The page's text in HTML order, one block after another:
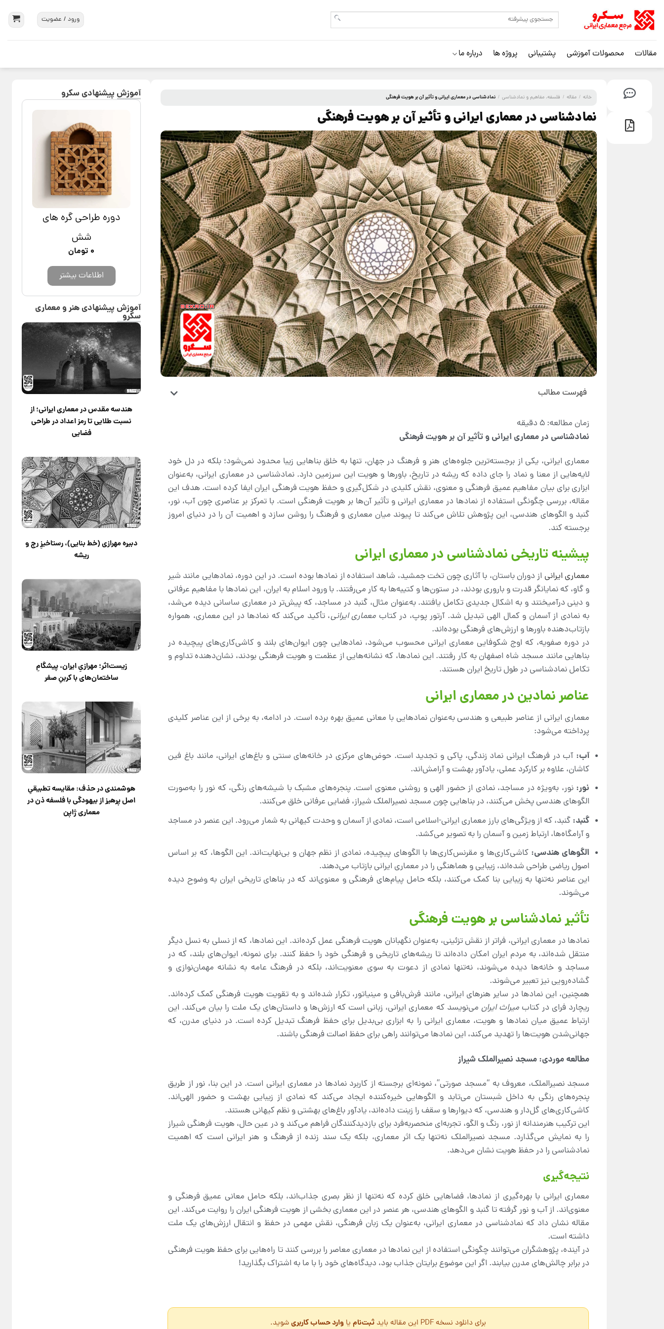
ورود / عضویت
مقالات محصولات آموزشی پشتیبانی پروژه ها درباره ما
خانه / مقاله / فلسفه، مفاهیم و نمادشناسی / نمادشناسی در معماری ایرانی و تأثیر آن بر هویت فرهنگی
نمادشناسی در معماری ایرانی و تأثیر آن بر هویت فرهنگی
فهرست مطالب
نمادشناسی در معماری ایرانی و تأثیر آن بر هویت فرهنگی
معماری ایرانی، یکی از برجسته‌ترین جلوه‌های هنر و فرهنگ در جهان، تنها به خلق بناهایی زیبا محدود نمی‌شود؛ بلکه در دل خود
لایه‌هایی از معنا و نماد را جای داده که ریشه در تاریخ، باورها و هویت این سرزمین دارد. نمادشناسی در معماری ایرانی، به‌عنوان
ابزاری برای بیان مفاهیم عمیق فرهنگی و معنوی، نقش کلیدی در شکل‌گیری و حفظ هویت فرهنگی ایران ایفا کرده است. هدف این
مقاله، بررسی چگونگی استفاده از نمادها در معماری ایرانی و تأثیر آن‌ها بر هویت فرهنگی است. با تمرکز بر عناصری چون آب، نور،
گنبد و الگوهای هندسی، این پژوهش تلاش می‌کند تا پیوند میان معماری و فرهنگ را روشن سازد و اهمیت آن را در دنیای امروز
برجسته کند.
پیشینه تاریخی نمادشناسی در معماری ایرانی
معماری ایرانی از دوران باستان، با آثاری چون تخت جمشید، شاهد استفاده از نمادها بوده است. در این دوره، نمادهایی مانند شیر
و گاو، که نمایانگر قدرت و باروری بودند، در ستون‌ها و کتیبه‌ها به کار می‌رفتند. با ورود اسلام به ایران، این نمادها با مفاهیم عرفانی
و دینی درآمیختند و به اشکال جدیدی تکامل یافتند. به‌عنوان مثال، گنبد در مساجد، که پیش‌تر در معماری ساسانی دیده می‌شد،
به نمادی از آسمان و کمال الهی تبدیل شد. آرتور پوپ، در کتاب معماری ایرانی، تأکید می‌کند که نمادها در این معماری، همواره
بازتاب‌دهنده باورها و ارزش‌های فرهنگی بوده‌اند.
در دوره صفویه، که اوج شکوفایی معماری ایرانی محسوب می‌شود، نمادهایی چون ایوان‌های بلند و کاشی‌کاری‌های پیچیده در
بناهایی مانند مسجد شاه اصفهان به کار رفتند. این نمادها، که نشانه‌هایی از عظمت و هویت فرهنگی بودند، نشان‌دهنده تداوم و
تکامل نمادشناسی در طول تاریخ ایران هستند.
عناصر نمادین در معماری ایرانی
معماری ایرانی از عناصر طبیعی و هندسی به‌عنوان نمادهایی با معانی عمیق بهره برده است. در ادامه، به برخی از این عناصر کلیدی
پرداخته می‌شود:
آب: آب در فرهنگ ایرانی نماد زندگی، پاکی و تجدید است. حوض‌های مرکزی در خانه‌های سنتی و باغ‌های ایرانی، مانند باغ فین
کاشان، علاوه بر کارکرد عملی، یادآور بهشت و آرامش‌اند.
نور: نور، به‌ویژه در مساجد، نمادی از حضور الهی و روشنی معنوی است. پنجره‌های مشبک با شیشه‌های رنگی، که نور را به‌صورت
الگوهای هندسی پخش می‌کنند، در بناهایی چون مسجد نصیرالملک شیراز، فضایی عرفانی خلق می‌کنند.
گنبد:گنبد، که از ویژگی‌های بارز معماری ایرانی-اسلامی است، نمادی از آسمان و وحدت کیهانی به شمار می‌رود. این عنصر در مساجد
و آرامگاه‌ها، ارتباط زمین و آسمان را به تصویر می‌کشد.
الگوهای هندسی: کاشی‌کاری‌ها و مقرنس‌کاری‌ها با الگوهای پیچیده، نمادی از نظم جهان و بی‌نهایت‌اند. این الگوها، که بر اساس
اصول ریاضی طراحی شده‌اند، زیبایی و هماهنگی را در معماری ایرانی بازتاب می‌دهند.
این عناصر نه‌تنها به زیبایی بنا کمک می‌کنند، بلکه حامل پیام‌های فرهنگی و معنوی‌اند که در بناهای تاریخی ایران به وضوح دیده
می‌شوند.
تأثیر نمادشناسی بر هویت فرهنگی
نمادها در معماری ایرانی، فراتر از نقش تزئینی، به‌عنوان نگهبانان هویت فرهنگی عمل کرده‌اند. این نمادها، که از نسلی به نسل دیگر
منتقل شده‌اند، به مردم ایران امکان داده‌اند تا ریشه‌های تاریخی و فرهنگی خود را حفظ کنند. برای نمونه، ایوان‌های بلند، که در
مساجد و خانه‌ها دیده می‌شوند، نه‌تنها نمادی از دعوت به سوی معنویت‌اند، بلکه در فرهنگ عامه به نشانه مهمان‌نوازی و
گشاده‌رویی نیز تعبیر می‌شوند.
همچنین، این نمادها در سایر هنرهای ایرانی، مانند فرش‌بافی و مینیاتور، تکرار شده‌اند و به تقویت هویت فرهنگی کمک کرده‌اند.
ریچارد فرای در کتابمیراث ایران می‌نویسد که معماری ایرانی، زبانی است که ارزش‌ها و داستان‌های یک ملت را بیان می‌کند. این
ارتباط عمیق میان نمادها و هویت، معماری ایرانی را به ابزاری بی‌بدیل برای حفظ فرهنگ تبدیل کرده است. در دنیای مدرن، که
جهانی‌شدن هویت‌ها را تهدید می‌کند، این نمادها می‌توانند راهی برای حفظ اصالت فرهنگی باشند.
مطالعه موردی: مسجد نصیرالملک شیراز
مسجد نصیرالملک، معروف به “مسجد صورتی”، نمونه‌ای برجسته از کاربرد نمادها در معماری ایرانی است. در این بنا، نور از طریق
پنجره‌های رنگی به داخل شبستان می‌تابد و الگوهایی خیره‌کننده ایجاد می‌کند که نمادی از زیبایی بهشت و حضور الهی‌اند.
کاشی‌کاری‌های گل‌دار و هندسی، که دیوارها و سقف را زینت داده‌اند، یادآور باغ‌های بهشتی و نظم کیهانی هستند.
این ترکیب هنرمندانه از نور، رنگ و الگو، تجربه‌ای منحصربه‌فرد برای بازدیدکنندگان فراهم می‌کند و در عین حال، هویت فرهنگی شیراز
را به نمایش می‌گذارد. مسجد نصیرالملک نه‌تنها یک اثر معماری، بلکه یک سند زنده از فرهنگ و هنر ایرانی است که اهمیت
نمادشناسی را در حفظ هویت نشان می‌دهد.
نتیجه‌گیری
معماری ایرانی با بهره‌گیری از نمادها، فضاهایی خلق کرده که نه‌تنها از نظر بصری جذاب‌اند، بلکه حامل معانی عمیق فرهنگی و
معنوی‌اند. از آب و نور گرفته تا گنبد و الگوهای هندسی، هر عنصر در این معماری بخشی از هویت فرهنگی ایران را روایت می‌کند. این
مقاله نشان داد که نمادشناسی در معماری ایرانی، به‌عنوان یک زبان فرهنگی، نقش مهمی در حفظ و انتقال ارزش‌های یک ملت
داشته است.
در آینده، پژوهشگران می‌توانند چگونگی استفاده از این نمادها در معماری معاصر را بررسی کنند تا راه‌هایی برای حفظ هویت فرهنگی
در برابر چالش‌های مدرن بیابند. اگر این موضوع برایتان جذاب بود، دیدگاه‌های خود را با ما به اشتراک بگذارید!
برای دانلود نسخه PDF این مقاله باید ثبت‌نامیا وارد حساب کاربریشوید.
آموزش پیشنهادی سکرو
دوره طراحی گره های
شش
۰ تومان
اطلاعات بیشتر
آموزش پیشنهادی هنر و معماری
سکرو
هندسه مقدس در معماری ایرانی؛ از
نسبت طلایی تا رمز اعداد در طراحی
فضایی
دبیره مهرازی (خط بنایی)، رستاخیزِ رج و
ریشه
زیست‌اثر؛ مهرازیِ ایران، پیشگامِ
ساختمان‌های با کربنِ صفر
هوشمندی در حذف: مقایسه تطبیقیِ
اصل پرهیز از بیهودگی با فلسفه ذن در
معماری ژاپن